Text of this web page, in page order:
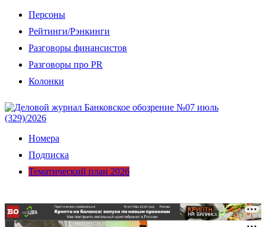
Персоны
Рейтинги/Рэнкинги
Разговоры финансистов
Разговоры про PR
Колонки
Номера
Подписка
Тематический план 2026